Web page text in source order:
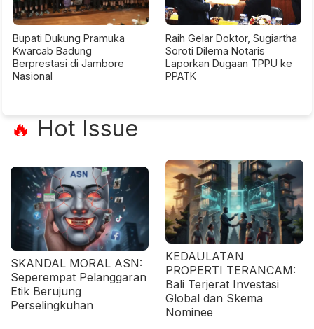
Bupati Dukung Pramuka
Kwarcab Badung
Berprestasi di Jambore
Nasional
Raih Gelar Doktor, Sugiartha
Soroti Dilema Notaris
Laporkan Dugaan TPPU ke
PPATK
🔥 Hot Issue
SKANDAL MORAL ASN:
Seperempat Pelanggaran
Etik Berujung
Perselingkuhan
KEDAULATAN
PROPERTI TERANCAM:
Bali Terjerat Investasi
Global dan Skema
Nominee